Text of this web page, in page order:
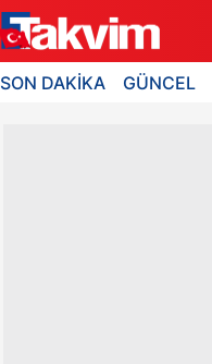
SON DAKİKA GÜNCEL